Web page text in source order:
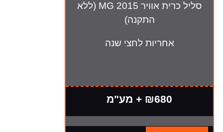
סליל כרית אוויר MG 2015 (ללא
התקנה)
אחריות לחצי שנה
₪680 + מע"מ